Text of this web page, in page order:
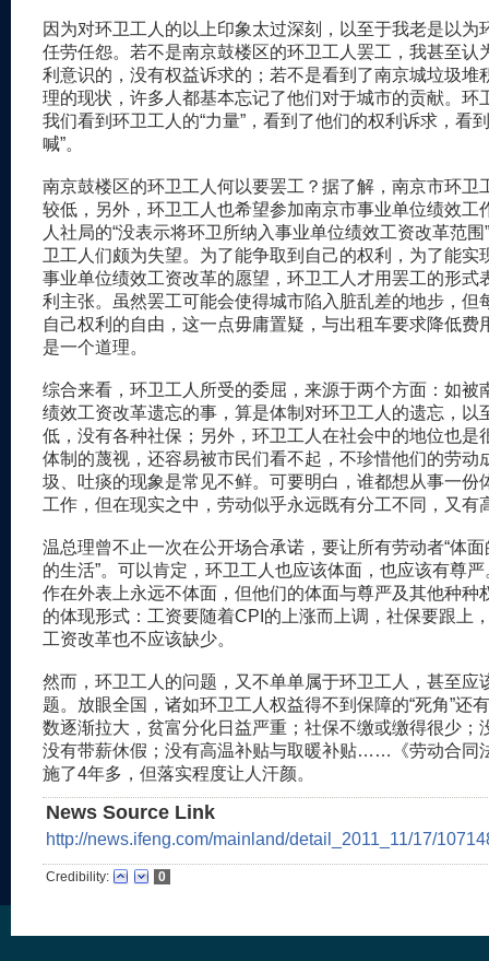
因为对环卫工人的以上印象太过深刻，以至于我老是以为
任劳任怨。若不是南京鼓楼区的环卫工人罢工，我甚至认
利意识的，没有权益诉求的；若不是看到了南京城垃圾堆
理的现状，许多人都基本忘记了他们对于城市的贡献。环
我们看到环卫工人的“力量”，看到了他们的权利诉求，看
喊”。
南京鼓楼区的环卫工人何以要罢工？据了解，南京市环卫
较低，另外，环卫工人也希望参加南京市事业单位绩效工
人社局的“没表示将环卫所纳入事业单位绩效工资改革范围
卫工人们颇为失望。为了能争取到自己的权利，为了能实
事业单位绩效工资改革的愿望，环卫工人才用罢工的形式
利主张。虽然罢工可能会使得城市陷入脏乱差的地步，但
自己权利的自由，这一点毋庸置疑，与出租车要求降低费
是一个道理。
综合来看，环卫工人所受的委屈，来源于两个方面：如被
绩效工资改革遗忘的事，算是体制对环卫工人的遗忘，以
低，没有各种社保；另外，环卫工人在社会中的地位也是
体制的蔑视，还容易被市民们看不起，不珍惜他们的劳动
圾、吐痰的现象是常见不鲜。可要明白，谁都想从事一份
工作，但在现实之中，劳动似乎永远既有分工不同，又有
温总理曾不止一次在公开场合承诺，要让所有劳动者“体面
的生活”。可以肯定，环卫工人也应该体面，也应该有尊
作在外表上永远不体面，但他们的体面与尊严及其他种种
的体现形式：工资要随着CPI的上涨而上调，社保要跟上
工资改革也不应该缺少。
然而，环卫工人的问题，又不单单属于环卫工人，甚至应
题。放眼全国，诸如环卫工人权益得不到保障的“死角”还
数逐渐拉大，贫富分化日益严重；社保不缴或缴得很少；
没有带薪休假；没有高温补贴与取暖补贴……《劳动合同
施了4年多，但落实程度让人汗颜。
News Source Link
http://news.ifeng.com/mainland/detail_2011_11/17/
Credibility: 0